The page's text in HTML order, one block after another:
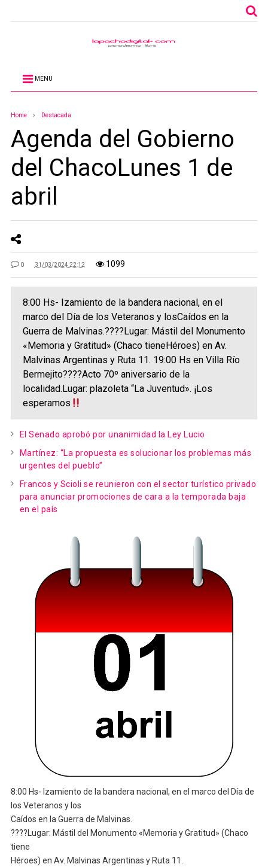
MENU
Home Destacada
Agenda del Gobierno
del ChacoLunes 1 de
abril
0 31/03/2024 22:12 1099
8:00 Hs- Izamiento de la bandera nacional, en el
marco del Día de los Veteranos y losCaídos en la
Guerra de Malvinas.????Lugar: Mástil del Monumento
«Memoria y Gratitud» (Chaco tieneHéroes) en Av.
Malvinas Argentinas y Ruta 11. 19:00 Hs en Villa Río
Bermejito????Acto 70º aniversario de la
localidad.Lugar: plazoleta “La Juventud». ¡Los
esperamos
El Senado aprobó por unanimidad la Ley Lucio
Martínez: “La propuesta es solucionar los problemas más
urgentes del pueblo”
Francos y Scioli se reunieron con el sector turístico privado
para anunciar promociones de cara a la temporada baja
en el país
8:00 Hs- Izamiento de la bandera nacional, en el marco del Día de
los Veteranos y los
Caídos en la Guerra de Malvinas.
????Lugar: Mástil del Monumento «Memoria y Gratitud» (Chaco
tiene
Héroes) en Av. Malvinas Argentinas y Ruta 11.